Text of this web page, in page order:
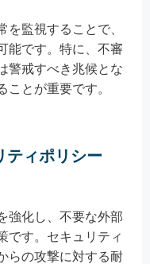
を監視することで、
能です。特に、不審
警戒すべき兆候とな
ことが重要です。
ティポリシー
強化し、不要な外部
です。セキュリティ
らの攻撃に対する耐